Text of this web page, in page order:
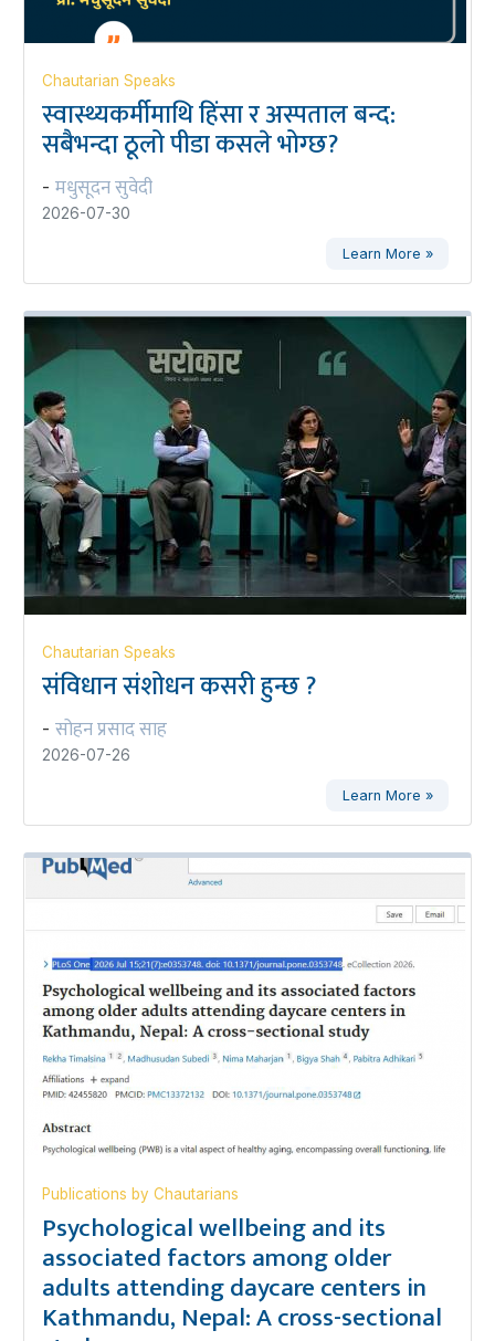
Chautarian Speaks
स्वास्थ्यकर्मीमाथि हिंसा र अस्पताल बन्द:
सबैभन्दा ठूलो पीडा कसले भोग्छ?
- मधुसूदन सुवेदी
2026-07-30
Learn More »
Chautarian Speaks
संविधान संशोधन कसरी हुन्छ ?
- सोहन प्रसाद साह
2026-07-26
Learn More »
Publications by Chautarians
Psychological wellbeing and its
associated factors among older
adults attending daycare centers in
Kathmandu, Nepal: A cross-sectional